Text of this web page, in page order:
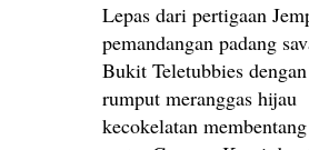
Lepas dari pertigaan
pemandangan padang
Bukit Teletubbies
rumput meranggas hijau
kecokelatan